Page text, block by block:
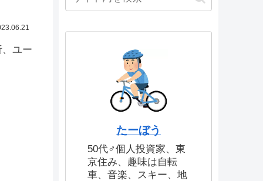
ユー
たーぼう
50代♂個人投資家、東
京住み、趣味は自転
車、音楽、スキー、地